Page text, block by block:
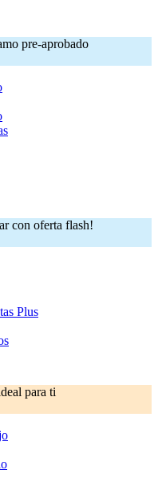
pre-aprobado
con oferta flash!
Plus
para ti